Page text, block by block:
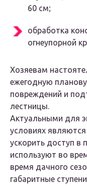
60 см;
обработка
огнеупорной
Хозяевам
ежегодную
повреждений и
лестницы.
Актуальными для
условиях
ускорить доступ в
используют во
время дачного
габаритные